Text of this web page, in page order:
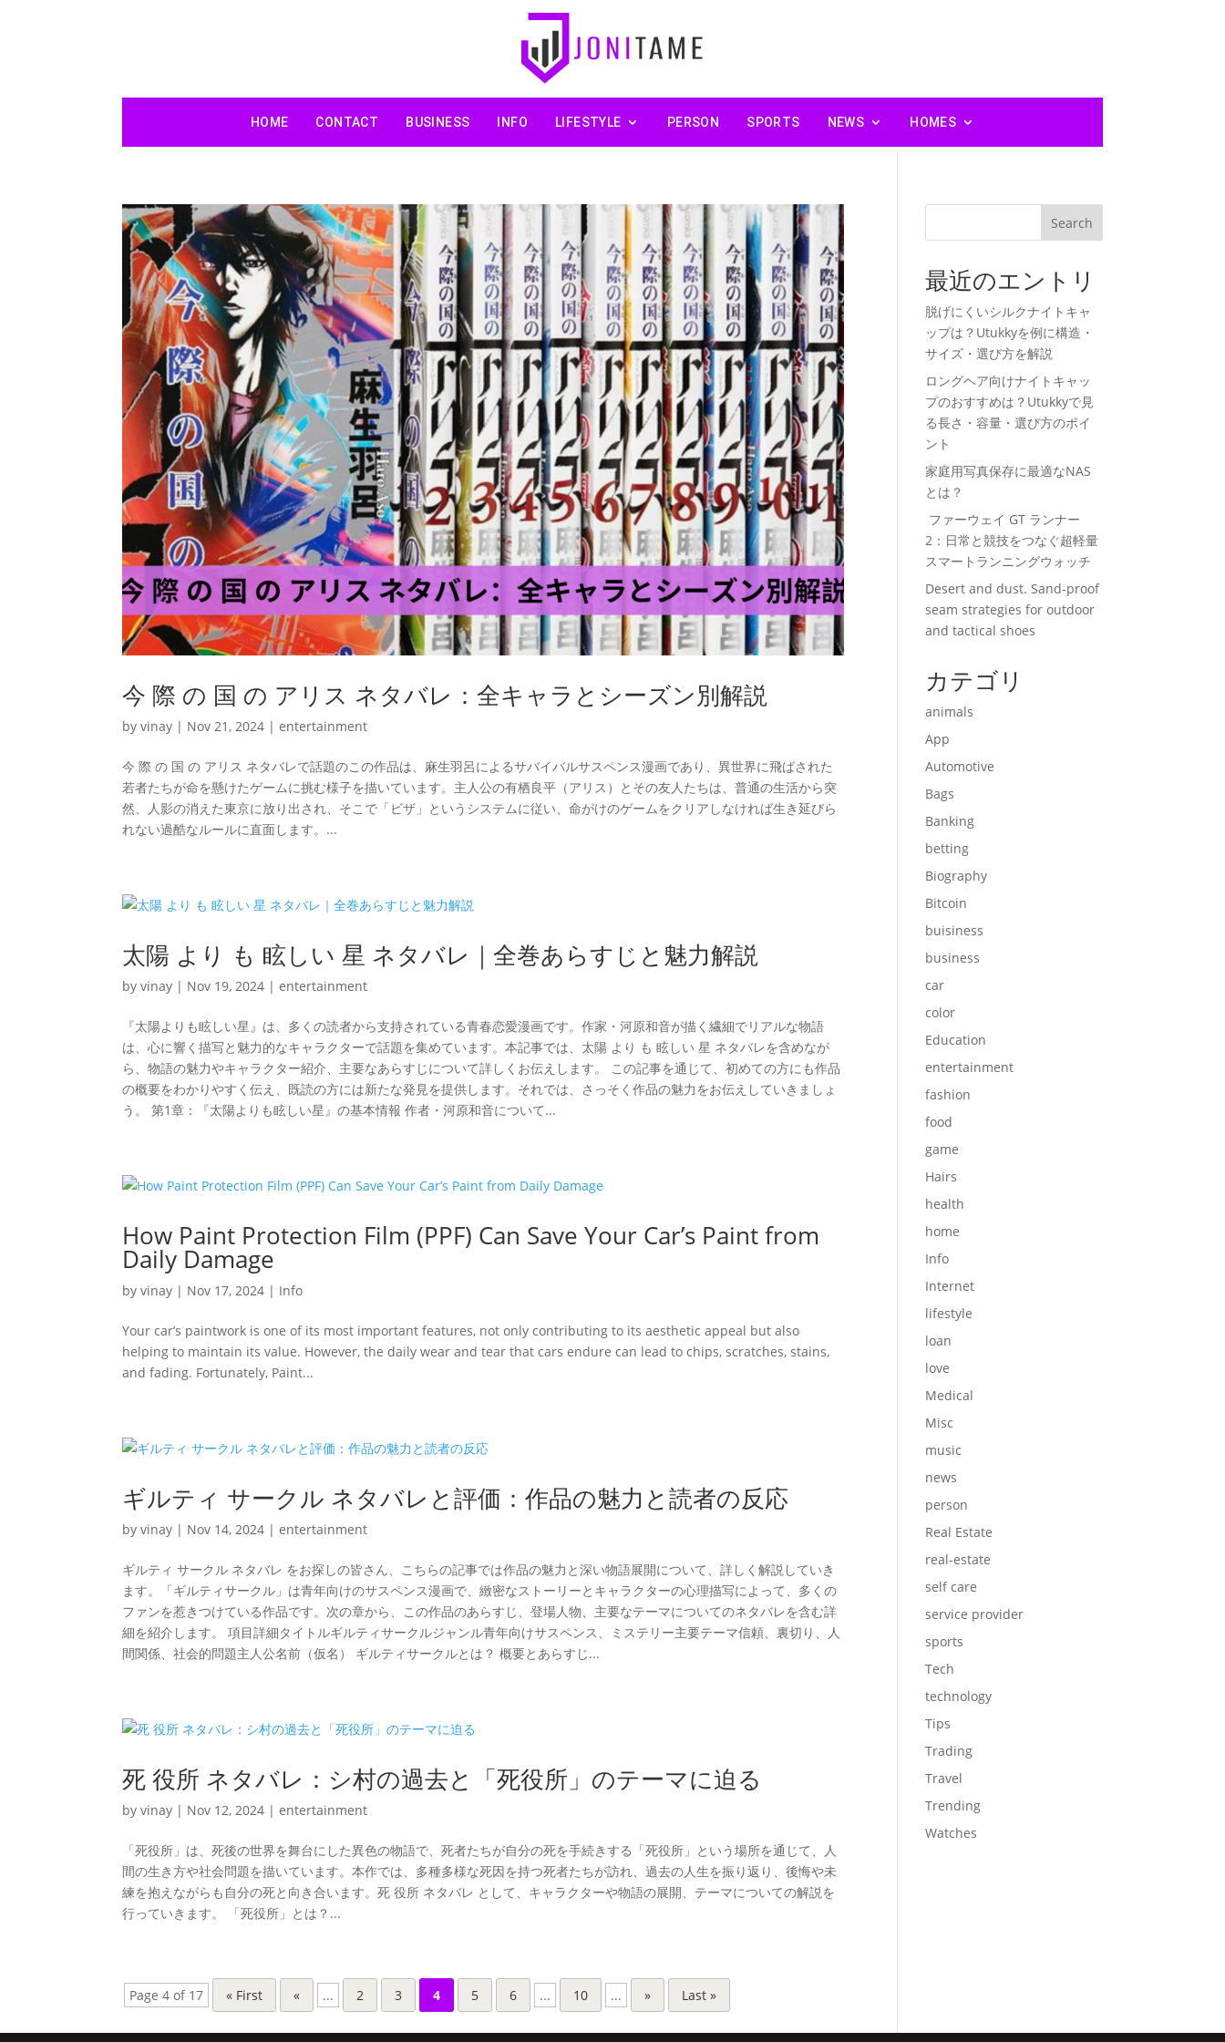
HOME CONTACT BUSINESS INFO LIFESTYLE PERSON SPORTS NEWS HOMES
今 際 の 国 の アリス ネタバレ：全キャラとシーズン別解説
byvinay | Nov 21, 2024 |entertainment
今 際 の 国 の アリス ネタバレで話題のこの作品は、麻生羽呂によるサバイバルサスペンス漫画であり、異世界に飛ばされた
若者たちが命を懸けたゲームに挑む様子を描いています。主人公の有栖良平（アリス）とその友人たちは、普通の生活から突
然、人影の消えた東京に放り出され、そこで「ビザ」というシステムに従い、命がけのゲームをクリアしなければ生き延びら
れない過酷なルールに直面します。...
太陽 より も 眩しい 星 ネタバレ｜全巻あらすじと魅力解説
byvinay | Nov 19, 2024 |entertainment
『太陽よりも眩しい星』は、多くの読者から支持されている青春恋愛漫画です。作家・河原和音が描く繊細でリアルな物語
は、心に響く描写と魅力的なキャラクターで話題を集めています。本記事では、太陽 より も 眩しい 星 ネタバレを含めなが
ら、物語の魅力やキャラクター紹介、主要なあらすじについて詳しくお伝えします。 この記事を通じて、初めての方にも作品
の概要をわかりやすく伝え、既読の方には新たな発見を提供します。それでは、さっそく作品の魅力をお伝えしていきましょ
う。 第1章：『太陽よりも眩しい星』の基本情報 作者・河原和音について...
How Paint Protection Film (PPF) Can Save Your Car’s Paint from
Daily Damage
byvinay | Nov 17, 2024 | Info
Your car’s paintwork is one of its most important features, not only contributing to its aesthetic appeal but also
helping to maintain its value. However, the daily wear and tear that cars endure can lead to chips, scratches, stains,
and fading. Fortunately, Paint...
ギルティ サークル ネタバレと評価：作品の魅力と読者の反応
byvinay | Nov 14, 2024 |entertainment
ギルティ サークル ネタバレ をお探しの皆さん、こちらの記事では作品の魅力と深い物語展開について、詳しく解説していき
ます。「ギルティサークル」は青年向けのサスペンス漫画で、緻密なストーリーとキャラクターの心理描写によって、多くの
ファンを惹きつけている作品です。次の章から、この作品のあらすじ、登場人物、主要なテーマについてのネタバレを含む詳
細を紹介します。 項目詳細タイトルギルティサークルジャンル青年向けサスペンス、ミステリー主要テーマ信頼、裏切り、人
間関係、社会的問題主人公名前（仮名） ギルティサークルとは？ 概要とあらすじ...
死 役所 ネタバレ：シ村の過去と「死役所」のテーマに迫る
byvinay | Nov 12, 2024 |entertainment
「死役所」は、死後の世界を舞台にした異色の物語で、死者たちが自分の死を手続きする「死役所」という場所を通じて、人
間の生き方や社会問題を描いています。本作では、多種多様な死因を持つ死者たちが訪れ、過去の人生を振り返り、後悔や未
練を抱えながらも自分の死と向き合います。死 役所 ネタバレ として、キャラクターや物語の展開、テーマについての解説を
行っていきます。 「死役所」とは？...
Page 4 of 17 « First « ... 2 3 4 5 6 ... 10 ... » Last »
Search
最近のエントリ
脱げにくいシルクナイトキャ
ップは？Utukkyを例に構造・
サイズ・選び方を解説
ロングヘア向けナイトキャッ
プのおすすめは？Utukkyで見
る長さ・容量・選び方のポイ
ント
家庭用写真保存に最適なNAS
とは？
ファーウェイ GT ランナー
2：日常と競技をつなぐ超軽量
スマートランニングウォッチ
Desert and dust. Sand-proof
seam strategies for outdoor
and tactical shoes
カテゴリ
animals
App
Automotive
Bags
Banking
betting
Biography
Bitcoin
buisiness
business
car
color
Education
entertainment
fashion
food
game
Hairs
health
home
Info
Internet
lifestyle
loan
love
Medical
Misc
music
news
person
Real Estate
real-estate
self care
service provider
sports
Tech
technology
Tips
Trading
Travel
Trending
Watches